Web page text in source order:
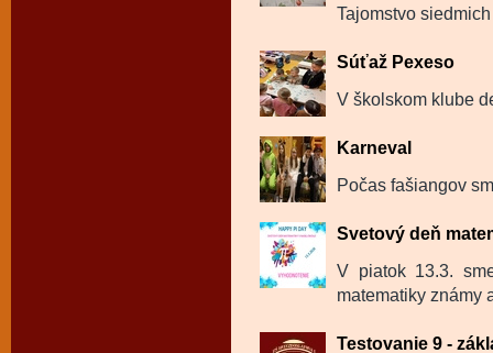
Tajomstvo
Súťaž Pexeso
V školskom klube
Karneval
Počas fašiangov
Svetový deň
V piatok 13.3.
matematiky známy
Testovanie 9 -